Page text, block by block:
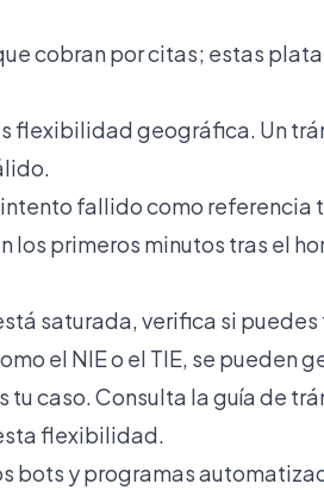
cobran por citas; estas
flexibilidad geográfica. Un
fallido como referencia
primeros minutos tras el
saturada, verifica si
el NIE o el TIE, se pueden
tu caso. Consulta laguía de
flexibilidad.
bots y programas